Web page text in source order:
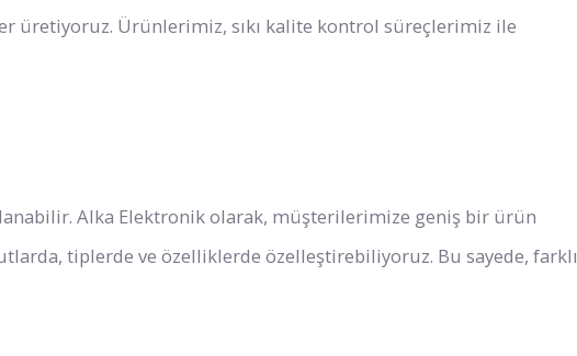
üretiyoruz. Ürünlerimiz, sıkı kalite kontrol süreçlerimiz ile
Alka Elektronik olarak, müşterilerimize geniş bir ürün
tiplerde ve özelliklerde özelleştirebiliyoruz. Bu sayede, farklı